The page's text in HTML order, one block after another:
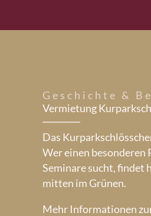
Geschichte &
Vermietung
Das
Wer einen besonderen
Seminare sucht, findet
mitten im Grünen.
Mehr Informationen